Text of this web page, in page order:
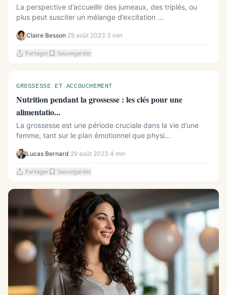
La perspective d’accueillir des jumeaux, des triplés, ou
plus peut susciter un mélange d’excitation ...
Claire Besson·29 août 2023·3 min
Partager Sauvegarder
GROSSESSE ET ACCOUCHEMENT
Nutrition pendant la grossesse : les clés pour une
alimentatio...
La grossesse est une période cruciale dans la vie d’une
femme, tant sur le plan émotionnel que physi...
Lucas Bernard·29 août 2023·4 min
Partager Sauvegarder